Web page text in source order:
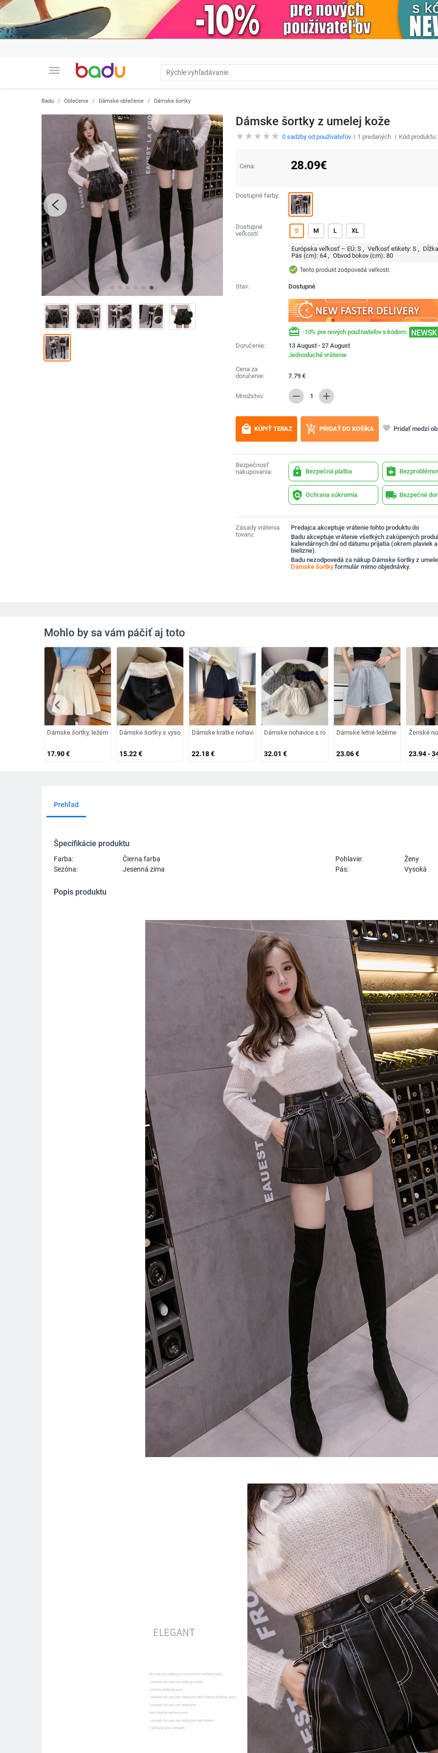
menu
Badu Oblečenie Dámske oblečenie Dámske šortky
Dámske šortky z umelej kože
0sadzby od používateľov 1 predaných Kód produktu:
Cena: 28.09€
Dostupné farby:
Dostupné
veľkosti:
S M L XL
Európska veľkosť – EÚ: S Veľkosť etikety: S
Pás (cm): 64 Obvod bokov (cm): 80
check_circle Tento produkt zodpovedá veľkosti.
Stav: Dostupné
redeem -10% pre nových používateľov s kódom: NEWSK
Doručenie:
13 August - 27 August
Jednoduché vrátenie
Cena za
doručenie:
7.79€
Množstvo: remove 1 add
local_mall KÚPIŤ TERAZ add_shopping_cart PRIDAŤ DO KOŠÍKA favorite Pridať medzi
Bezpečnosť
nakupovania:
lock Bezpečná platba assignment_return
policy Ochrana súkromia local_shipping Bezpečné
Zásady vrátenia
tovaru:
Predajca akceptuje vrátenie tohto produktu do
Badu akceptuje vrátenie všetkých zakúpených
kalendárnych dní od dátumu prijatia (okrem plaviek
bielizne).
Badu nezodpovedá za nákup Dámske šortky z
Dámske šortkyformulár mimo objednávky.
Mohlo by sa vám páčiť aj toto
Dámske šortky, ležérne, kórejské, módne, kancelárske, elegantné, temperamentné, patchworkové, skladané, jednofarebné
17.90€
Dámske šortky s vysokým pásom - bežný základný štýl (vysoký pás, dĺžka šortiek, polyester 90–95%,
15.22€
Dámske krátke nohavice s vysokým pásom, hrubé z viskózy (viskózne vlákno,
22.18€
Dámske nohavice s rombovým prešívaním a fleecovou
32.01 €
Dámske letné ležérne šortky,
23.06€
Ženské
23.94 -
chevron_left
Prehľad
Špecifikácie produktu
Farba: Čierna farba Pohlavie:
Ženy
Sezóna:
Jesenná zima Pás: Vysoká
Popis produktu